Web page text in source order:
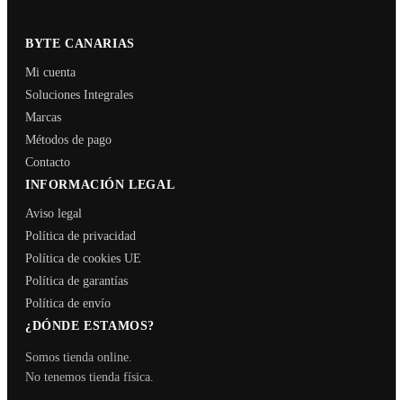
BYTE CANARIAS
Mi cuenta
Soluciones Integrales
Marcas
Métodos de pago
Contacto
INFORMACIÓN LEGAL
Aviso legal
Política de privacidad
Política de cookies UE
Política de garantías
Política de envío
¿DÓNDE ESTAMOS?
Somos tienda online.
No tenemos tienda física.